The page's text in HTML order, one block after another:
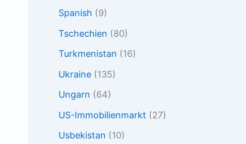
Spanish (9)
Tschechien (80)
Turkmenistan (16)
Ukraine (135)
Ungarn (64)
US-Immobilienmarkt (27)
Usbekistan (10)